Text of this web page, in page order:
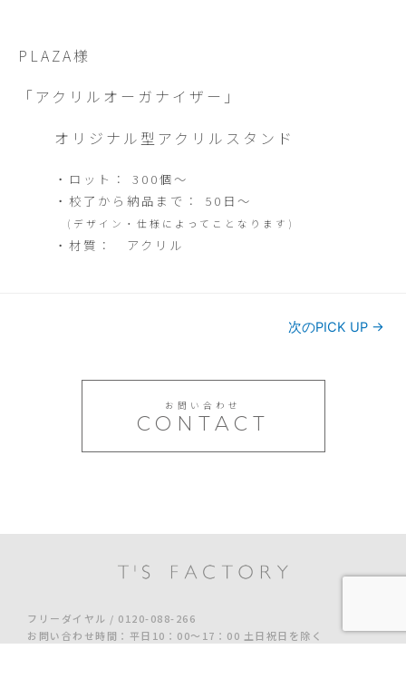
PLAZA様
「アクリルオーガナイザー」
オリジナル型アクリルスタンド
・ロット： 300個～
・校了から納品まで： 50日～
(デザイン・仕様によってことなります)
・材質： アクリル
次のPICK UP →
お問い合わせ
CONTACT
フリーダイヤル / 0120-088-266
お問い合わせ時間：平日10：00～17：00 土日祝日を除く